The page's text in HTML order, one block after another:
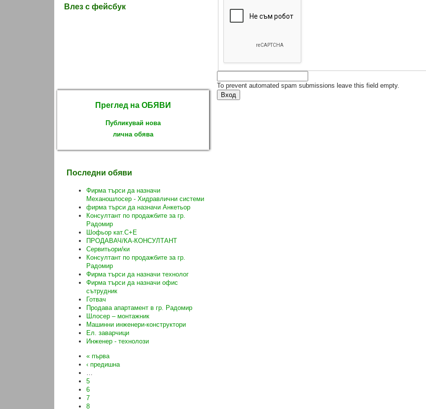
Влез с фейсбук
Преглед на ОБЯВИ
Публикувай нова
лична обява
Последни обяви
Фирма търси да назначи
Механошлосер - Хидравлични системи
фирма търси да назначи Анкетьор
Консултант по продажбите за гр.
Радомир
Шофьор кат.C+E
ПРОДАВАЧ/КА-КОНСУЛТАНТ
Сервитьори/ки
Консултант по продажбите за гр.
Радомир
Фирма търси да назначи технолог
Фирма търси да назначи офис
сътрудник
Готвач
Продава апартамент в гр. Радомир
Шлосер – монтажник
Машинни инженери-конструктори
Ел. заварчици
Инженер - технолози
« първа
‹ предишна
…
5
6
7
8
To prevent automated spam submissions leave this field empty.